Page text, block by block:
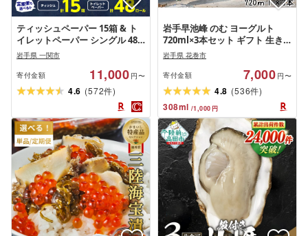
ティッシュペーパー 15箱 & ト
イレットペーパー シングル 48
ロール セット [選べる配送月/回
数] 定期便 1回 3回 4回 6回 ティ
ッシュ 日用品 備蓄 防災 まとめ
買い 岩手県 一関市
岩手県 一関市
寄付金額 11,000 円〜
4.6 (572件)
岩手早池峰 のむ ヨーグルト
720ml×3本セット ギフト 生き
た乳酸菌 免疫力 アップ 保存料
不使用 父の日 母の日 ギフト お
中元 お歳暮
岩手県 花巻市
寄付金額 7,000 円〜
4.8 (536件)
308ml /1,000 円